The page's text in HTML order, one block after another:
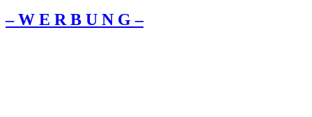
– W Ε R Β U Ν G –